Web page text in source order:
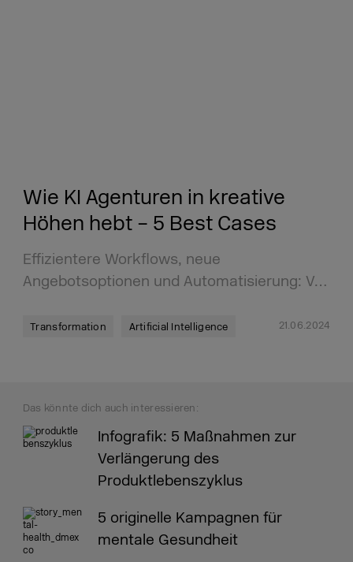
Wie KI Agenturen in kreative
Höhen hebt – 5 Best Cases
Effizientere Workflows, neue
Angebotsoptionen und Automatisierung: V…
Transformation Artificial Intelligence 21.06.2024
Das könnte dich auch interessieren:
Infografik: 5 Maßnahmen zur
Verlängerung des
Produktlebenszyklus
5 originelle Kampagnen für
mentale Gesundheit